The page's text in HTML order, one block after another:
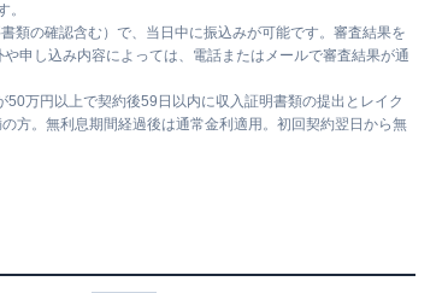
。
類の確認含む）で、当日中に振込みが可能です。審査結果を
申し込み内容によっては、電話またはメールで審査結果が通
万円以上で契約後59日以内に収入証明書類の提出とレイク
方。無利息期間経過後は通常金利適用。初回契約翌日から無